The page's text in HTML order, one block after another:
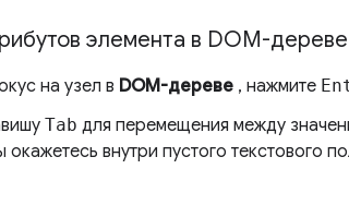
элемента в DOM-дереве
на узел в DOM-дереве , нажмите
Tab для перемещения между
окажетесь внутри пустого текстового